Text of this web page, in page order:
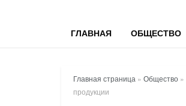
ГЛАВНАЯ ОБЩЕСТВО
Главная страница » Общество »
продукции